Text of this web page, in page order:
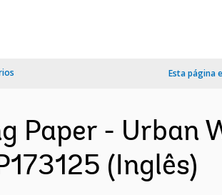
Esta página
Paper - Urban
(Inglês)